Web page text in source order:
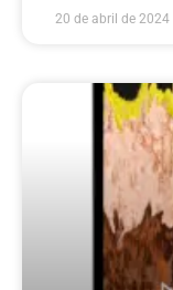
20 de abril de 2024